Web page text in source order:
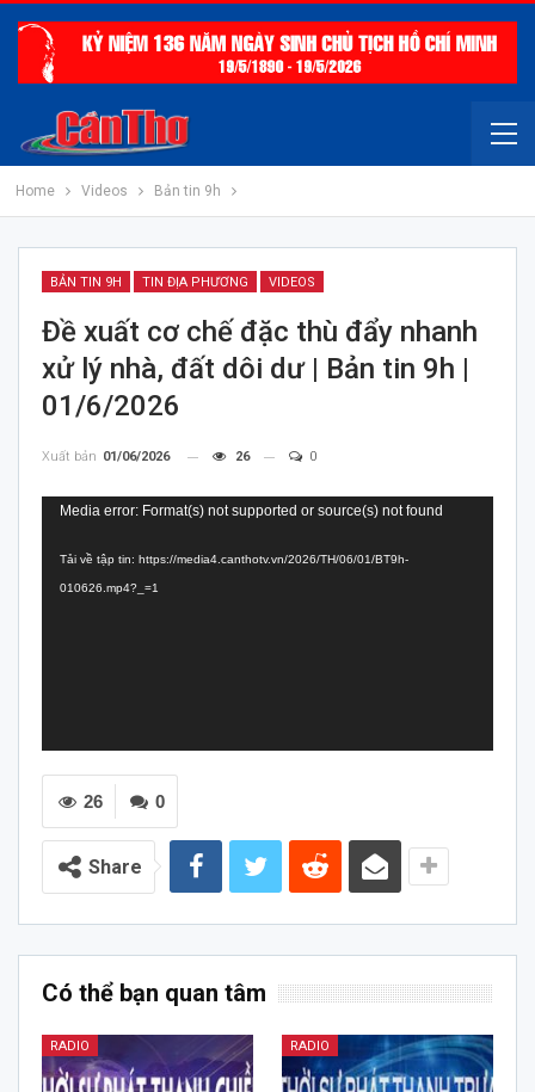
Home Videos Bản tin 9h
BẢN TIN 9H TIN ĐỊA PHƯƠNG VIDEOS
Đề xuất cơ chế đặc thù đẩy nhanh
xử lý nhà, đất dôi dư | Bản tin 9h |
01/6/2026
Xuất bản 01/06/2026 26 0
Trình
Video
Media error: Format(s) not supported or source(s) not found
Tải về tập tin: https://media4.canthotv.vn/2026/TH/06/01/BT9h-
010626.mp4?_=1
0
26
Share
Có thể bạn quan tâm
RADIO RADIO